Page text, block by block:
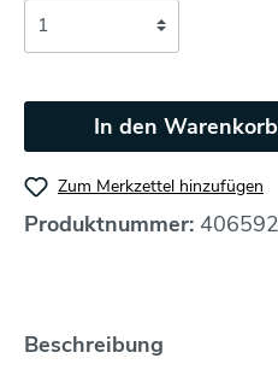
In den Warenkorb
Zum Merkzettel hinzufügen
Produktnummer:
Beschreibung